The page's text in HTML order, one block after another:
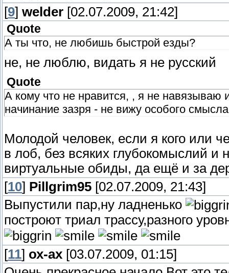
[9] welder [02.07.2009, 21:42]
Quote
А ты что, не любишь быстрой езды?
не, не люблю, видать я не русский
Quote
А кому что не нравится, , я не навязываю
начинание зазря - не вижу особого
Молодой человек, если я кого или
в лоб, без всяких глубокомыслий и
виртуальные обиды, да ещё и за
[10] Pillgrim95 [02.07.2009, 21:43]
Выпустили пар,ну ладненько
построют триал трассу,разного
[11] ох-ах [03.07.2009, 01:15]